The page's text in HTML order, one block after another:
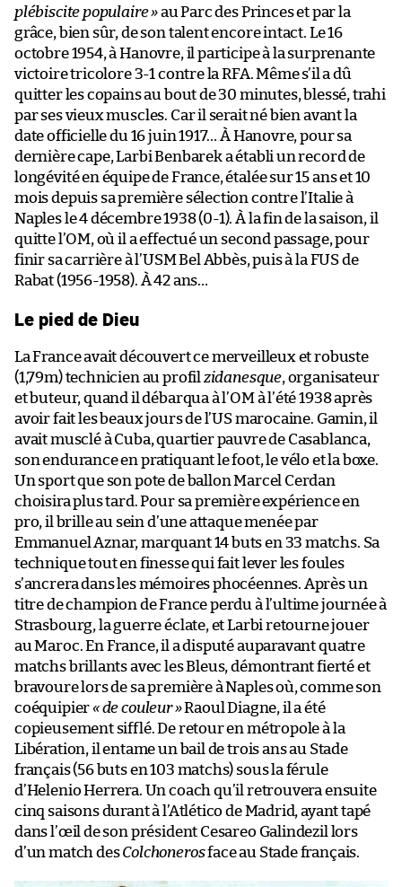
plébiscite populaire »au Parc des Princes et par la
grâce, bien sûr, de son talent encore intact. Le 16
octobre 1954, à Hanovre, il participe à la surprenante
victoire tricolore 3-1 contre la RFA. Même s’il a dû
quitter les copains au bout de 30 minutes, blessé, trahi
par ses vieux muscles. Car il serait né bien avant la
date officielle du 16 juin 1917… À Hanovre, pour sa
dernière cape, Larbi Benbarek a établi un record de
longévité en équipe de France, étalée sur 15 ans et 10
mois depuis sa première sélection contre l’Italie à
Naples le 4 décembre 1938 (0-1). À la fin de la saison, il
quitte l’OM, où il a effectué un second passage, pour
finir sa carrière à l’USM Bel Abbès, puis à la FUS de
Rabat (1956-1958). À 42 ans…
Le pied de Dieu
La France avait découvert ce merveilleux et robuste
(1,79m) technicien au profil zidanesque, organisateur
et buteur, quand il débarqua à l’OM à l’été 1938 après
avoir fait les beaux jours de l’US marocaine. Gamin, il
avait musclé à Cuba, quartier pauvre de Casablanca,
son endurance en pratiquant le foot, le vélo et la boxe.
Un sport que son pote de ballon Marcel Cerdan
choisira plus tard. Pour sa première expérience en
pro, il brille au sein d’une attaque menée par
Emmanuel Aznar, marquant 14 buts en 33 matchs. Sa
technique tout en finesse qui fait lever les foules
s’ancrera dans les mémoires phocéennes. Après un
titre de champion de France perdu à l’ultime journée à
Strasbourg, la guerre éclate, et Larbi retourne jouer
au Maroc. En France, il a disputé auparavant quatre
matchs brillants avec les Bleus, démontrant fierté et
bravoure lors de sa première à Naples où, comme son
coéquipier« de couleur »Raoul Diagne, il a été
copieusement sifflé. De retour en métropole à la
Libération, il entame un bail de trois ans au Stade
français (56 buts en 103 matchs) sous la férule
d’Helenio Herrera. Un coach qu’il retrouvera ensuite
cinq saisons durant à l’Atlético de Madrid, ayant tapé
dans l’œil de son président Cesareo Galindezil lors
d’un match desColchonerosface au Stade français.